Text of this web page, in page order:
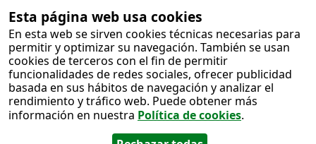
Esta página web usa cookies
En esta web se sirven cookies técnicas necesarias para
permitir y optimizar su navegación. También se usan
cookies de terceros con el fin de permitir
funcionalidades de redes sociales, ofrecer publicidad
basada en sus hábitos de navegación y analizar el
rendimiento y tráfico web. Puede obtener más
información en nuestra Política de cookies.